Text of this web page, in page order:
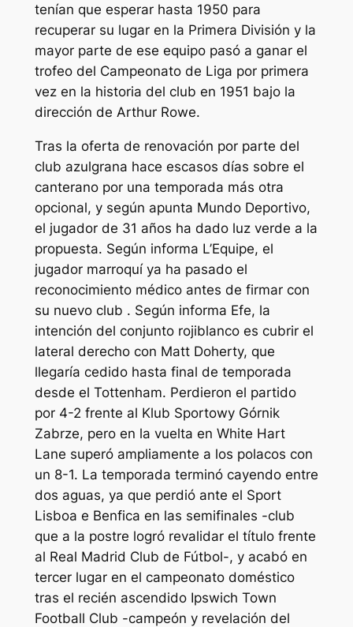
tenían que esperar hasta 1950 para
recuperar su lugar en la Primera División y la
mayor parte de ese equipo pasó a ganar el
trofeo del Campeonato de Liga por primera
vez en la historia del club en 1951 bajo la
dirección de Arthur Rowe.
Tras la oferta de renovación por parte del
club azulgrana hace escasos días sobre el
canterano por una temporada más otra
opcional, y según apunta Mundo Deportivo,
el jugador de 31 años ha dado luz verde a la
propuesta. Según informa L’Equipe, el
jugador marroquí ya ha pasado el
reconocimiento médico antes de firmar con
su nuevo club . Según informa Efe, la
intención del conjunto rojiblanco es cubrir el
lateral derecho con Matt Doherty, que
llegaría cedido hasta final de temporada
desde el Tottenham. Perdieron el partido
por 4-2 frente al Klub Sportowy Górnik
Zabrze, pero en la vuelta en White Hart
Lane superó ampliamente a los polacos con
un 8-1. La temporada terminó cayendo entre
dos aguas, ya que perdió ante el Sport
Lisboa e Benfica en las semifinales -club
que a la postre logró revalidar el título frente
al Real Madrid Club de Fútbol-, y acabó en
tercer lugar en el campeonato doméstico
tras el recién ascendido Ipswich Town
Football Club -campeón y revelación del